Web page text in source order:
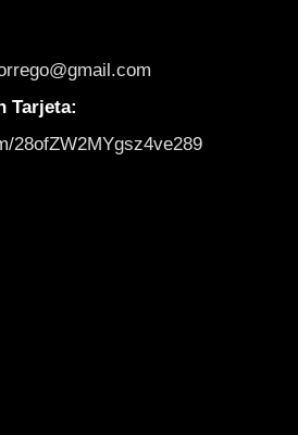
Tarjeta:
28ofZW2MYgsz4ve289